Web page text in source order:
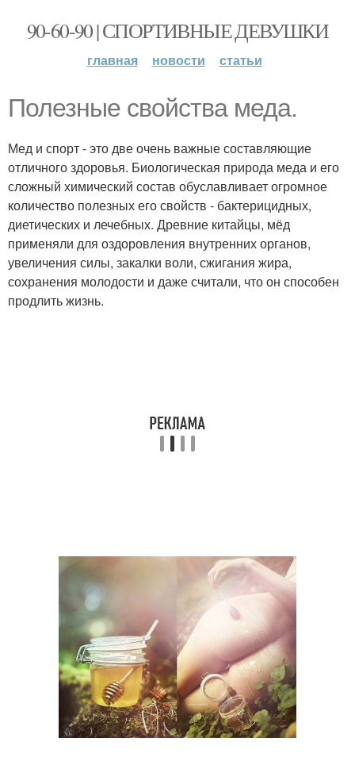
90-60-90 | СПОРТИВНЫЕ ДЕВУШКИ
главная новости статьи
Полезные свойства меда.
Мед и спорт - это две очень важные составляющие
отличного здоровья. Биологическая природа меда и его
сложный химический состав обуславливает огромное
количество полезных его свойств - бактерицидных,
диетических и лечебных. Древние китайцы, мёд
применяли для оздоровления внутренних органов,
увеличения силы, закалки воли, сжигания жира,
сохранения молодости и даже считали, что он способен
продлить жизнь.